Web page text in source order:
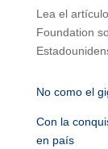
Lea el
Foundation
No como el
Con la
en país